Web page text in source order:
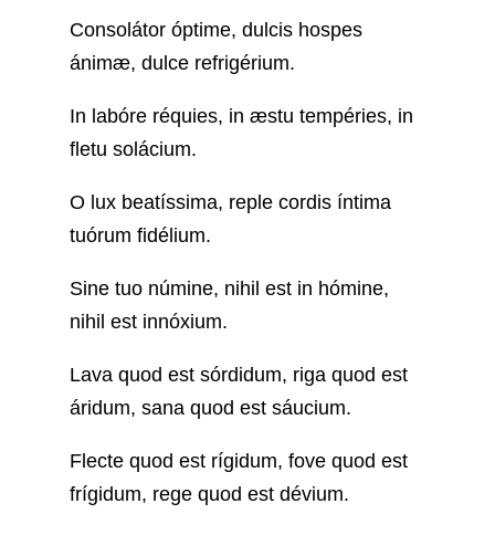
Consolátor óptime, dulcis hospes
ánimæ, dulce refrigérium.
In labóre réquies, in æstu tempéries, in
fletu solácium.
O lux beatíssima, reple cordis íntima
tuórum fidélium.
Sine tuo númine, nihil est in hómine,
nihil est innóxium.
Lava quod est sórdidum, riga quod est
áridum, sana quod est sáucium.
Flecte quod est rígidum, fove quod est
frígidum, rege quod est dévium.